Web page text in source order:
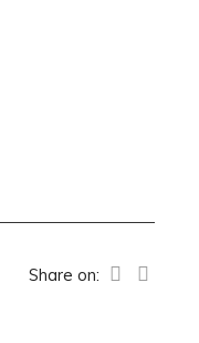
Share on: